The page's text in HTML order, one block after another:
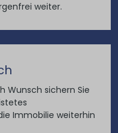
weiter.
Wunsch sichern Sie
Immobilie weiterhin